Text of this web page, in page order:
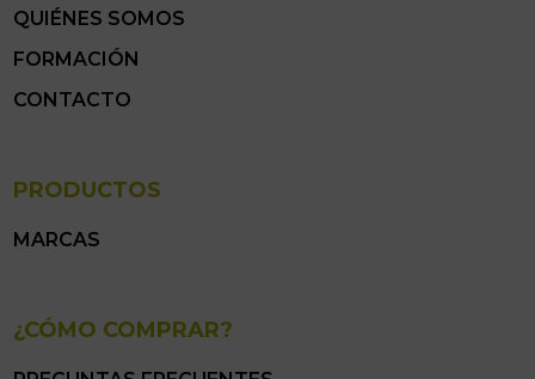
QUIÉNES SOMOS
FORMACIÓN
CONTACTO
PRODUCTOS
MARCAS
¿CÓMO COMPRAR?